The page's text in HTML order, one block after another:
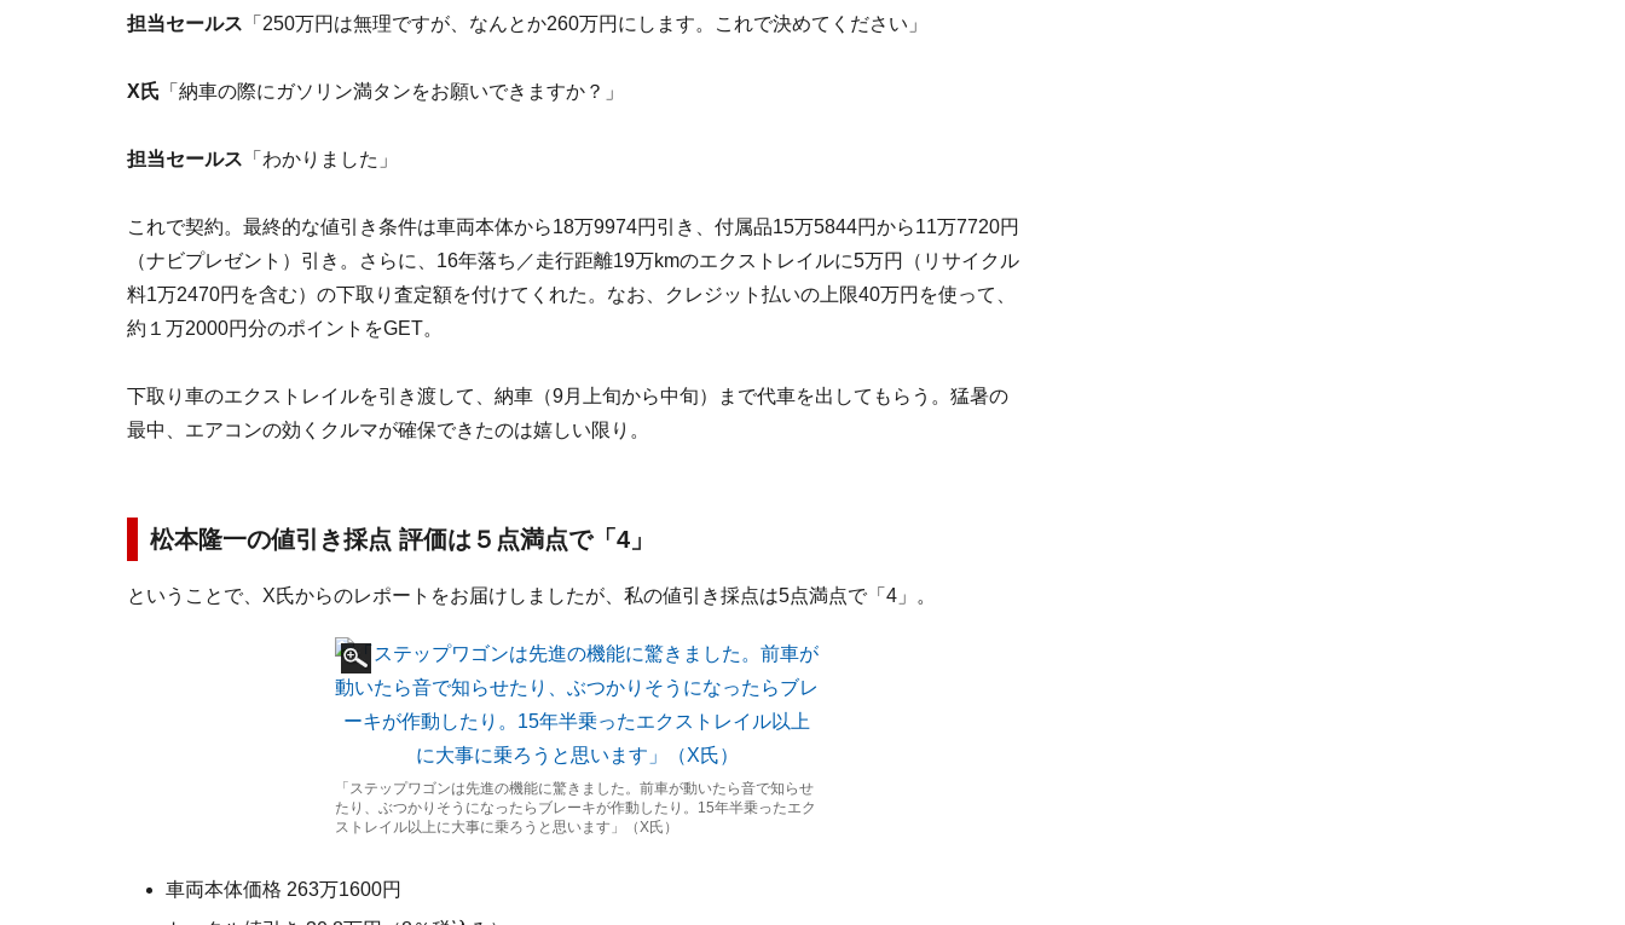
担当セールス 「250万円は無理ですが、なんとか260万円にします。これで決めてください」
X氏 「納車の際にガソリン満タンをお願いできますか？」
担当セールス 「わかりました」
これで契約。最終的な値引き条件は車両本体から18万9974円引き、付属品15万5844円から11万7720円
（ナビプレゼント）引き。さらに、16年落ち／走行距離19万kmのエクストレイルに5万円（リサイクル
料1万2470円を含む）の下取り査定額を付けてくれた。なお、クレジット払いの上限40万円を使って、
約１万2000円分のポイントをGET。
下取り車のエクストレイルを引き渡して、納車（9月上旬から中旬）まで代車を出してもらう。猛暑の
最中、エアコンの効くクルマが確保できたのは嬉しい限り。
松本隆一の値引き採点 評価は５点満点で「4」
ということで、X氏からのレポートをお届けしましたが、私の値引き採点は5点満点で「4」。
「ステップワゴンは先進の機能に驚きました。前車が動いたら音で知らせ
たり、ぶつかりそうになったらブレーキが作動したり。15年半乗ったエク
ストレイル以上に大事に乗ろうと思います」（X氏）
車両本体価格 263万1600円